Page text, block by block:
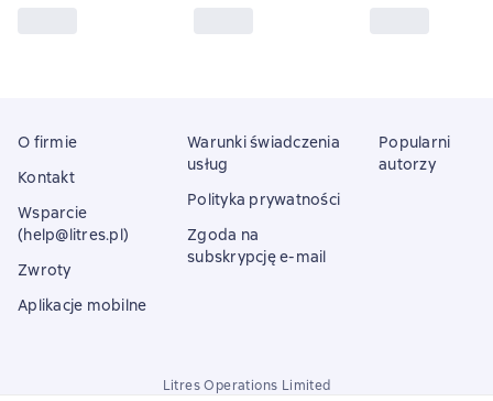
O firmie
Kontakt
Wsparcie
(help@litres.pl)
Zwroty
Aplikacje mobilne
Warunki świadczenia
usług
Polityka prywatności
Zgoda na
subskrypcję e-mail
Popularni
autorzy
Litres Operations Limited